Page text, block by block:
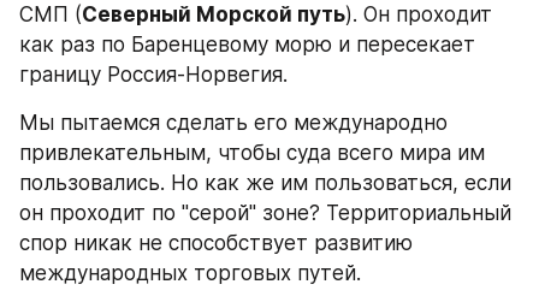
СМП (Северный Морской путь). Он проходит
как раз по Баренцевому морю и пересекает
границу Россия-Норвегия.
Мы пытаемся сделать его международно
привлекательным, чтобы суда всего мира им
пользовались. Но как же им пользоваться, если
он проходит по "серой" зоне? Территориальный
спор никак не способствует развитию
международных торговых путей.